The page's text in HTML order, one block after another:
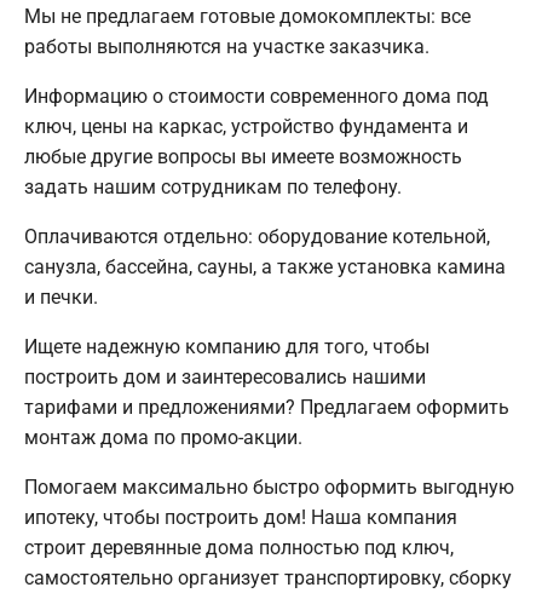
Мы не предлагаем готовые домокомплекты: все
работы выполняются на участке заказчика.
Информацию о стоимости современного дома под
ключ, цены на каркас, устройство фундамента и
любые другие вопросы вы имеете возможность
задать нашим сотрудникам по телефону.
Оплачиваются отдельно: оборудование котельной,
санузла, бассейна, сауны, а также установка камина
и печки.
Ищете надежную компанию для того, чтобы
построить дом и заинтересовались нашими
тарифами и предложениями? Предлагаем оформить
монтаж дома по промо-акции.
Помогаем максимально быстро оформить выгодную
ипотеку, чтобы построить дом! Наша компания
строит деревянные дома полностью под ключ,
самостоятельно организует транспортировку, сборку